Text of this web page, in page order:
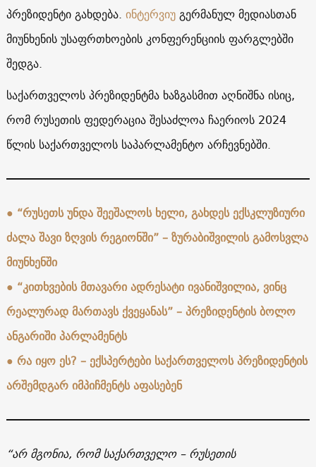
პრეზიდენტი გახდება. ინტერვიუგერმანულ მედიასთან
მიუნხენის უსაფრთხოების კონფერენციის ფარგლებში
შედგა.
საქართველოს პრეზიდენტმა ხაზგასმით აღნიშნა ისიც,
რომ რუსეთის ფედერაცია შესაძლოა ჩაერიოს 2024
წლის საქართველოს საპარლამენტო არჩევნებში.
● “რუსეთს უნდა შეეშალოს ხელი, გახდეს ექსკლუზიური
ძალა შავი ზღვის რეგიონში” – ზურაბიშვილის გამოსვლა
მიუნხენში
● “კითხვების მთავარი ადრესატი ივანიშვილია, ვინც
რეალურად მართავს ქვეყანას” – პრეზიდენტის ბოლო
ანგარიში პარლამენტს
● რა იყო ეს? – ექსპერტები საქართველოს პრეზიდენტის
არშემდგარ იმპიჩმენტს აფასებენ
“არ მგონია, რომ საქართველო – რუსეთის